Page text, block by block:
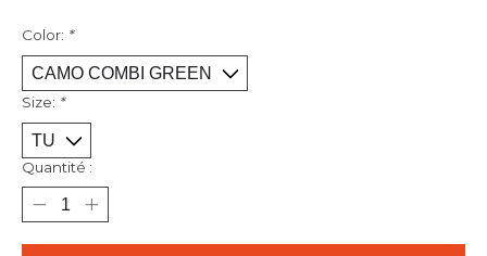
Color: *
Size: *
Quantité :